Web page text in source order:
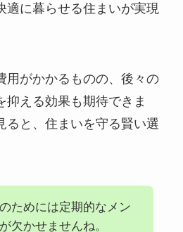
適に暮らせる住まいが実現
用がかかるものの、後々の
抑える効果も期待できま
ると、住まいを守る賢い選
ためには定期的なメン
欠かせませんね。